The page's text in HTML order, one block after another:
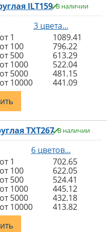
ILT159 В наличии
3 цвета...
от 1
1089.41
от 100
796.22
от 500
613.29
от 1000
522.04
от 5000
481.15
от 10000
441.09
TXT267 В наличии
6 цветов...
от 1
702.65
от 100
622.05
от 500
524.41
от 1000
445.12
от 5000
432.18
от 10000
413.82